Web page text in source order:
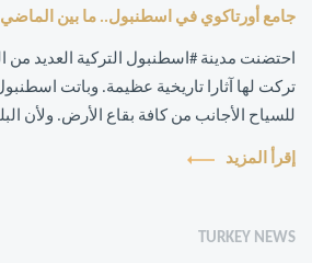
جامع أورتاكوي في اسطنبول.. ما بين
احتضنت مدينة #اسطنبول التركية العديد من
تركت لها آثارا تاريخية عظيمة. وباتت
للسياح الأجانب من كافة بقاع الأرض. ولأن
اقتصادها...
إقرأ المزيد
TURKEY NEWS